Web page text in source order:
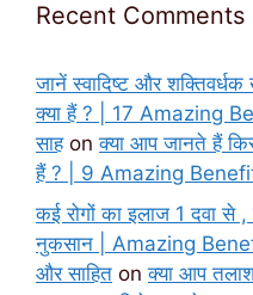
Recent Comments
जानें स्वादिष्ट और
क्या हैं ? | 17 Amazing
साहonक्या आप जानते हैं
हैं ? | 9 Amazing
कई रोगों का इलाज 1 दवा
नुकसान | Amazing
और साहित onक्या आप तलाश